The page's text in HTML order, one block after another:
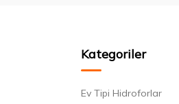
Kategoriler
Ev Tipi Hidroforlar